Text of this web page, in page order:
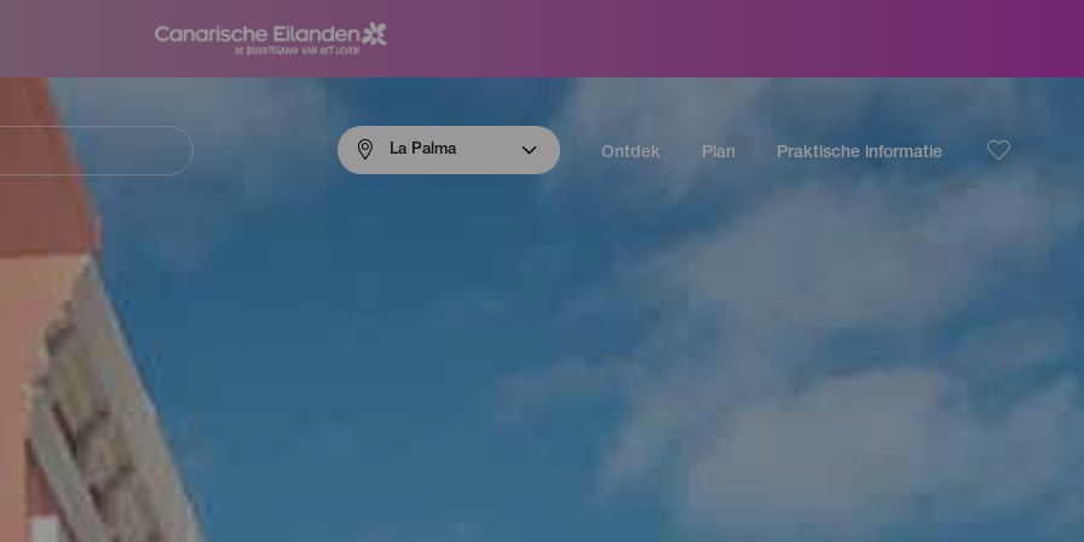
La Palma Ontdek Plan Praktische informatie